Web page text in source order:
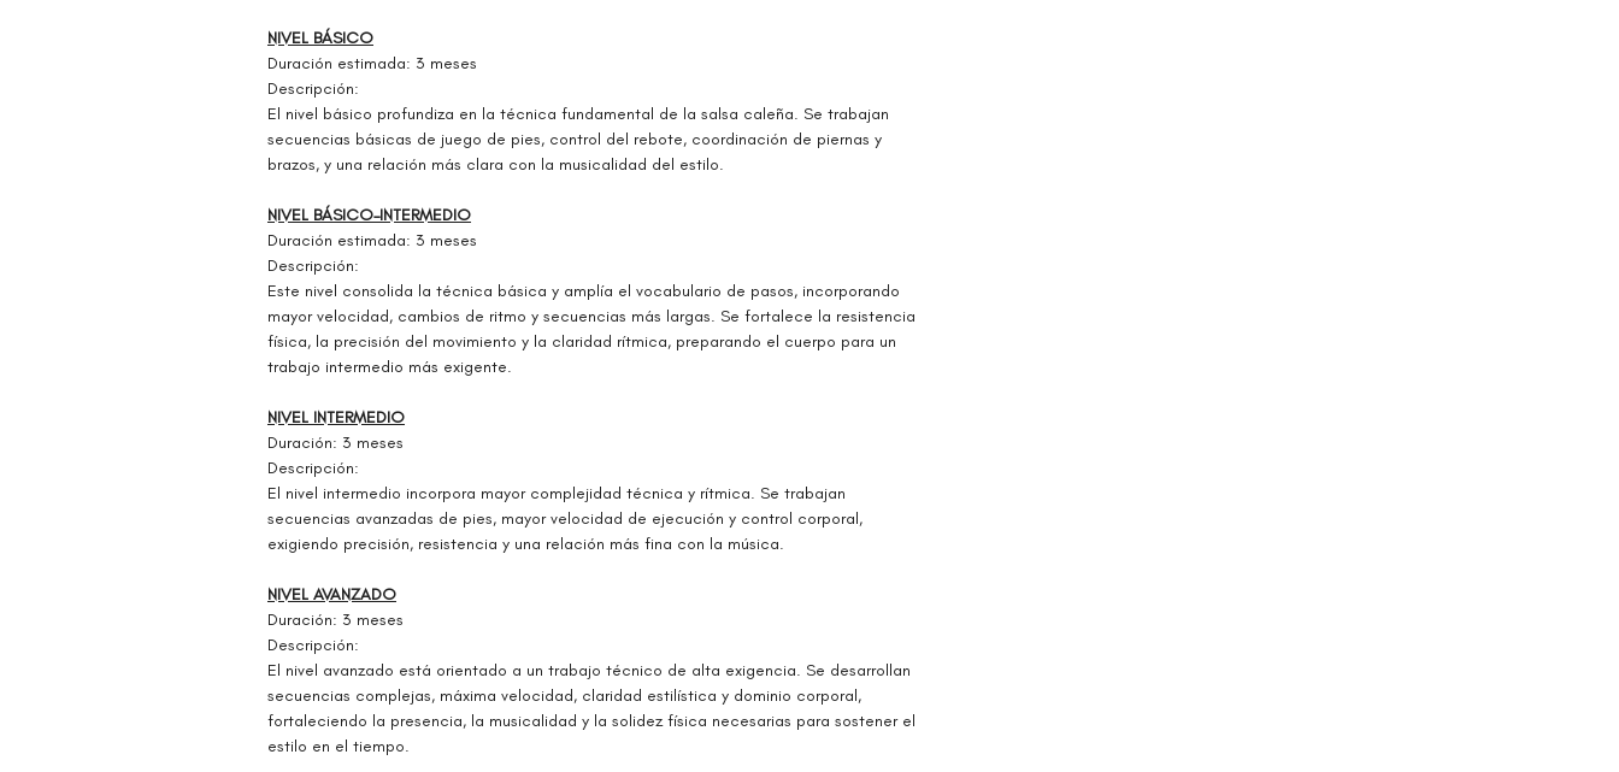
NIVEL BÁSICO
Duración estimada: 3 meses
Descripción:
El nivel básico profundiza en la técnica fundamental de la salsa caleña. Se trabajan
secuencias básicas de juego de pies, control del rebote, coordinación de piernas y
brazos, y una relación más clara con la musicalidad del estilo.
NIVEL BÁSICO–INTERMEDIO
Duración estimada: 3 meses
Descripción:
Este nivel consolida la técnica básica y amplía el vocabulario de pasos, incorporando
mayor velocidad, cambios de ritmo y secuencias más largas. Se fortalece la resistencia
física, la precisión del movimiento y la claridad rítmica, preparando el cuerpo para un
trabajo intermedio más exigente.
NIVEL INTERMEDIO
Duración: 3 meses
Descripción:
El nivel intermedio incorpora mayor complejidad técnica y rítmica. Se trabajan
secuencias avanzadas de pies, mayor velocidad de ejecución y control corporal,
exigiendo precisión, resistencia y una relación más fina con la música.
NIVEL AVANZADO
Duración: 3 meses
Descripción:
El nivel avanzado está orientado a un trabajo técnico de alta exigencia. Se desarrollan
secuencias complejas, máxima velocidad, claridad estilística y dominio corporal,
fortaleciendo la presencia, la musicalidad y la solidez física necesarias para sostener el
estilo en el tiempo.